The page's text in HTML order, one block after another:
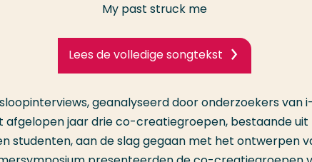
My past struck me
Lees de volledige songtekst
geanalyseerd door onderzoekers van
afgelopen jaar drie co-creatiegroepen, bestaande uit
studenten, aan de slag gegaan met het ontwerpen